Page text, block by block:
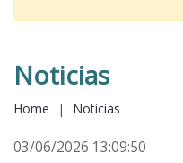
Noticias
Home | Noticias
03/06/2026 13:09:50